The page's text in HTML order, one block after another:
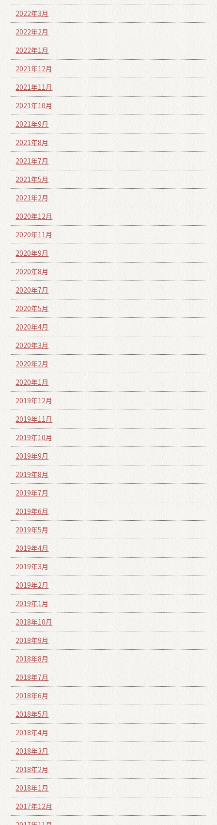
2022年3月
2022年2月
2022年1月
2021年12月
2021年11月
2021年10月
2021年9月
2021年8月
2021年7月
2021年5月
2021年2月
2020年12月
2020年11月
2020年9月
2020年8月
2020年7月
2020年5月
2020年4月
2020年3月
2020年2月
2020年1月
2019年12月
2019年11月
2019年10月
2019年9月
2019年8月
2019年7月
2019年6月
2019年5月
2019年4月
2019年3月
2019年2月
2019年1月
2018年10月
2018年9月
2018年8月
2018年7月
2018年6月
2018年5月
2018年4月
2018年3月
2018年2月
2018年1月
2017年12月